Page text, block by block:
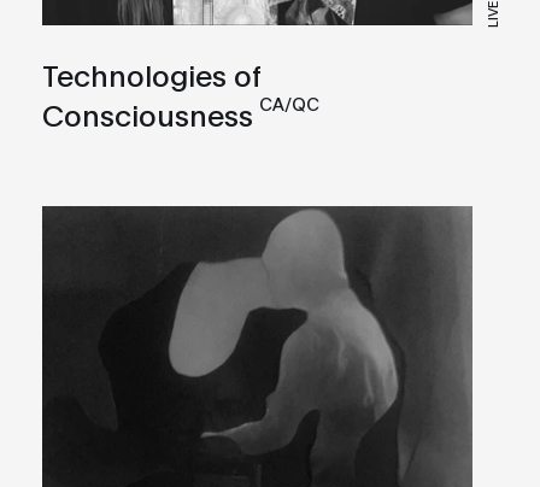
Technologies of
Consciousness CA/QC